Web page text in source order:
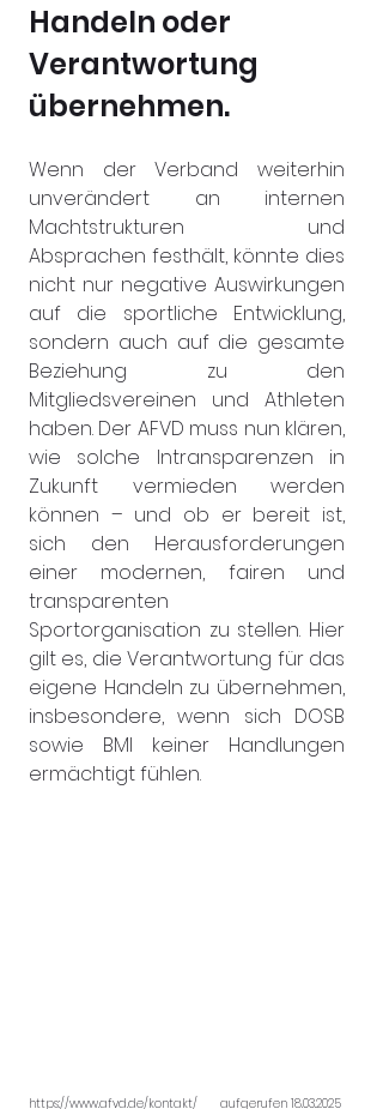
Handeln oder
Verantwortung
übernehmen.
Wenn der Verband weiterhin
unverändert an internen
Machtstrukturen und
Absprachen festhält, könnte dies
nicht nur negative Auswirkungen
auf die sportliche Entwicklung,
sondern auch auf die gesamte
Beziehung zu den
Mitgliedsvereinen und Athleten
haben. Der AFVD muss nun klären,
wie solche Intransparenzen in
Zukunft vermieden werden
können – und ob er bereit ist,
sich den Herausforderungen
einer modernen, fairen und
transparenten
Sportorganisation zu stellen. Hier
gilt es, die Verantwortung für das
eigene Handeln zu übernehmen,
insbesondere, wenn sich DOSB
sowie BMI keiner Handlungen
ermächtigt fühlen.
https://www.afvd.de/kontakt/